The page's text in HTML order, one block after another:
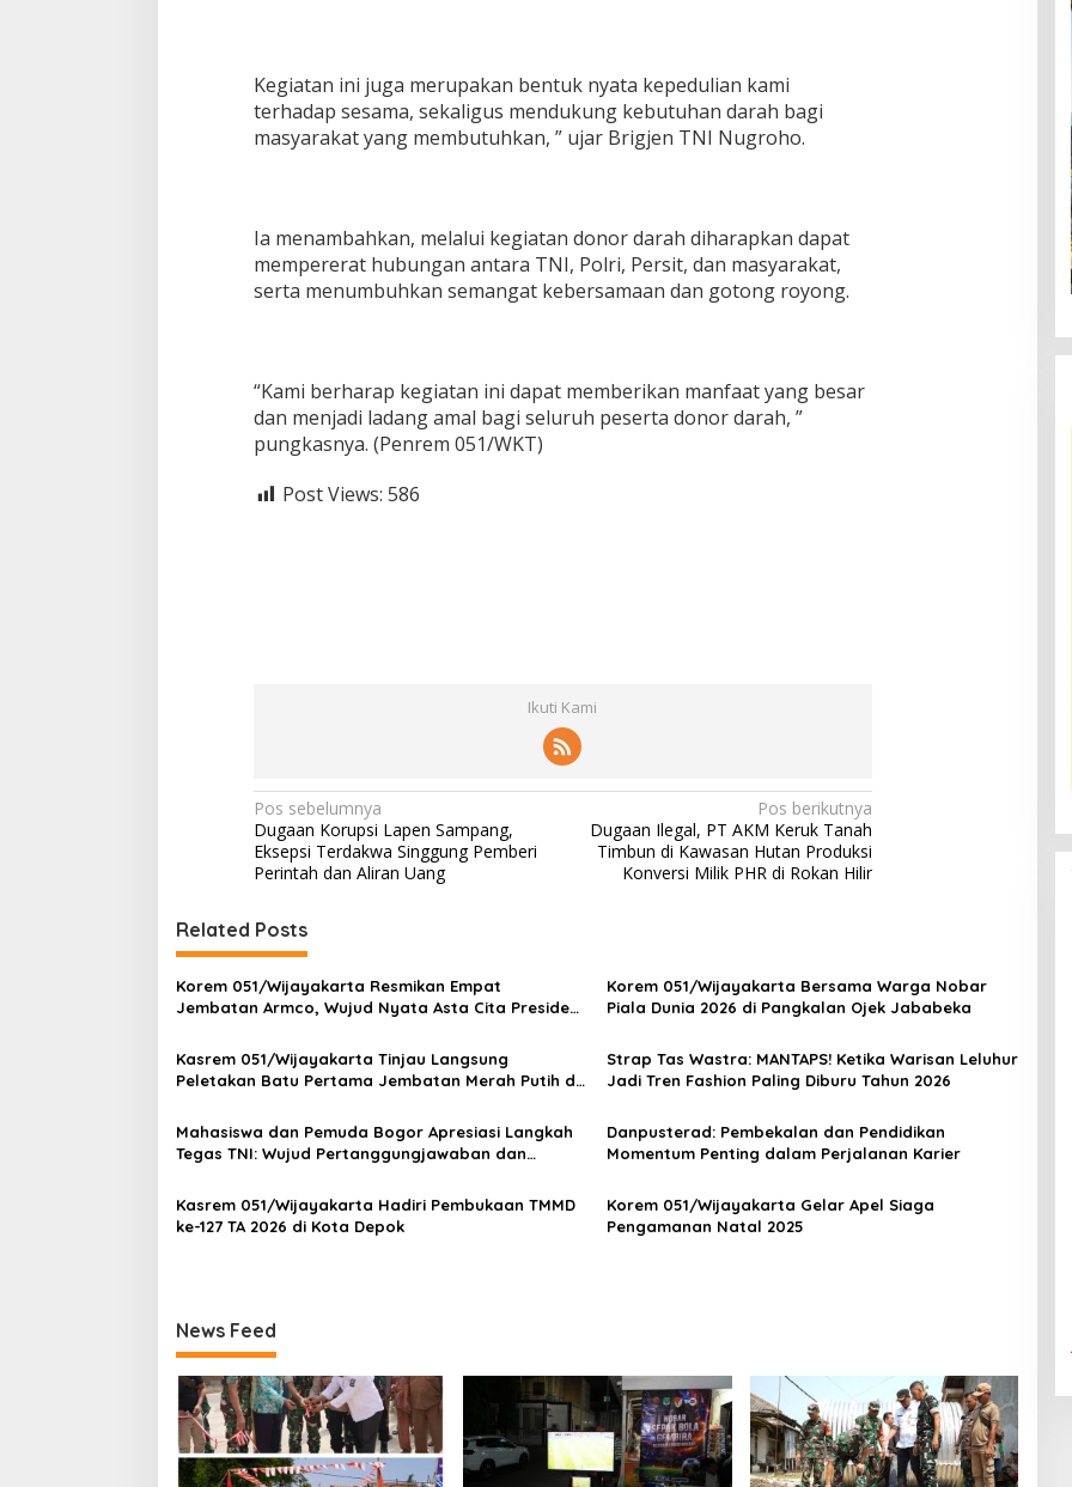
Kegiatan ini juga merupakan bentuk nyata kepedulian kami
terhadap sesama, sekaligus mendukung kebutuhan darah bagi
masyarakat yang membutuhkan, ” ujar Brigjen TNI Nugroho.
Ia menambahkan, melalui kegiatan donor darah diharapkan dapat
mempererat hubungan antara TNI, Polri, Persit, dan masyarakat,
serta menumbuhkan semangat kebersamaan dan gotong royong.
“Kami berharap kegiatan ini dapat memberikan manfaat yang besar
dan menjadi ladang amal bagi seluruh peserta donor darah, ”
pungkasnya. (Penrem 051/WKT)
Post Views: 586
Ikuti Kami
N
a
v
i
g
a
s
i
p
s
Pos sebelumnya
Dugaan Korupsi Lapen Sampang,
Eksepsi Terdakwa Singgung Pemberi
Perintah dan Aliran Uang
Pos berikutnya
Dugaan Ilegal, PT AKM Keruk Tanah
Timbun di Kawasan Hutan Produksi
Konversi Milik PHR di Rokan Hilir
Related Posts
Korem 051/Wijayakarta Resmikan Empat
Jembatan Armco, Wujud Nyata Asta Cita Presiden
Korem 051/Wijayakarta Bersama Warga Nobar
Piala Dunia 2026 di Pangkalan Ojek Jababeka
Kasrem 051/Wijayakarta Tinjau Langsung
Peletakan Batu Pertama Jembatan Merah Putih di
Strap Tas Wastra: MANTAPS! Ketika Warisan Leluhur
Jadi Tren Fashion Paling Diburu Tahun 2026
Mahasiswa dan Pemuda Bogor Apresiasi Langkah
Tegas TNI: Wujud Pertanggungjawaban dan
Danpusterad: Pembekalan dan Pendidikan
Momentum Penting dalam Perjalanan Karier
Kasrem 051/Wijayakarta Hadiri Pembukaan TMMD
ke-127 TA 2026 di Kota Depok
Korem 051/Wijayakarta Gelar Apel Siaga
Pengamanan Natal 2025
News Feed